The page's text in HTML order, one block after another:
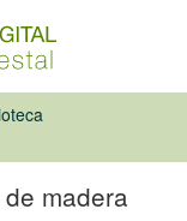
madera